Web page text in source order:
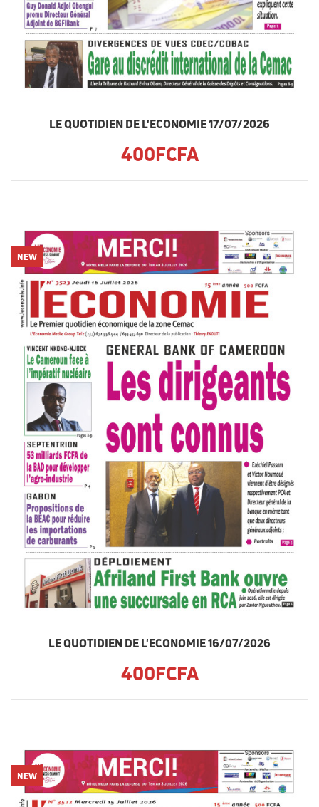
LE QUOTIDIEN DE L'ECONOMIE 17/07/2026
400FCFA
NEW
LE QUOTIDIEN DE L'ECONOMIE 16/07/2026
400FCFA
NEW